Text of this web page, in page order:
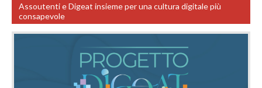
Assoutenti e Digeat insieme per una cultura digitale più
consapevole